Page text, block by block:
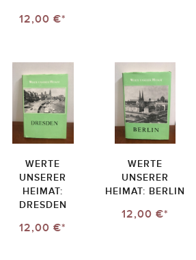
12,00 €*
WERTE
UNSERER
HEIMAT:
DRESDEN
12,00 €*
WERTE
UNSERER
HEIMAT: BERLIN
12,00 €*